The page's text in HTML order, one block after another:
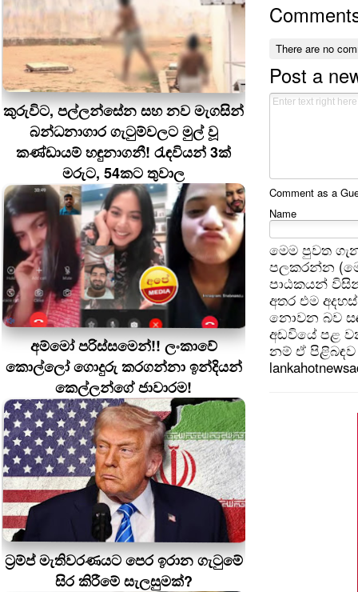
කුරුවිට, පල්ලන්සේන සහ නව මැගසින්
බන්ධනාගාර ගැටුම්වලට මුල් වූ
කණ්ඩායම් හඳුනාගනී! රැඳවියන් 3ක්
මරුට, 54කට තුවාල
අම්මෝ පරිස්සමෙන්!! ලංකාවේ
කොල්ලෝ ගොදුරු කරගන්නා ඉන්දියන්
කෙල්ලන්ගේ ජාවාරම!
ට්‍රම්ප් මැතිවරණයට පෙර ඉරාන ගැටුමේ
සිර කිරීමේ සැලසුමක්?
There are no
Post a
Comment as a
Name
මෙම පුවත
පලකරන්න
පාඨකයන්
අතර එම
නොවන බව
අඩවියේ පළ
නම් ඒ පිළිබඳව